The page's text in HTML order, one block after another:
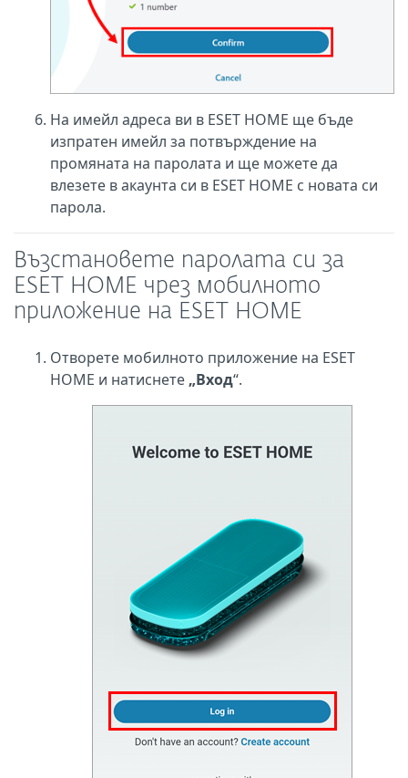
На имейл адреса ви в ESET HOME ще бъде
изпратен имейл за потвърждение на
промяната на паролата и ще можете да
влезете в акаунта си в ESET HOME с новата си
парола.
Възстановете паролата си за
ESET HOME чрез мобилното
приложение на ESET HOME
Отворете мобилното приложение на ESET
HOME и натиснете „Вход“.